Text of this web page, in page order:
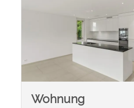
Wohnung